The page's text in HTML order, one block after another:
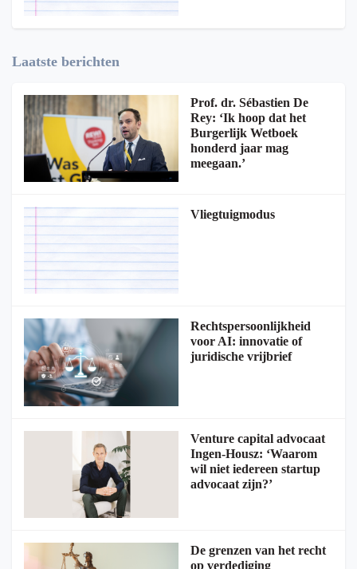
Laatste berichten
Prof. dr. Sébastien De
Rey: ‘Ik hoop dat het
Burgerlijk Wetboek
honderd jaar mag
meegaan.’
Vliegtuigmodus
Rechtspersoonlijkheid
voor AI: innovatie of
juridische vrijbrief
Venture capital advocaat
Ingen-Housz: ‘Waarom
wil niet iedereen startup
advocaat zijn?’
De grenzen van het recht
op verdediging